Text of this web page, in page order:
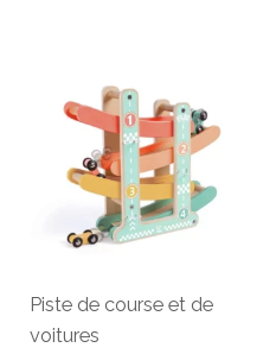
Piste de course et de
voitures